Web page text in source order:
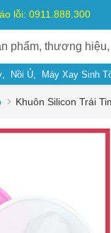
lỗi: 0911.888.300
Nồi Ủ Máy Xay Sinh
Khuôn Silicon Trái